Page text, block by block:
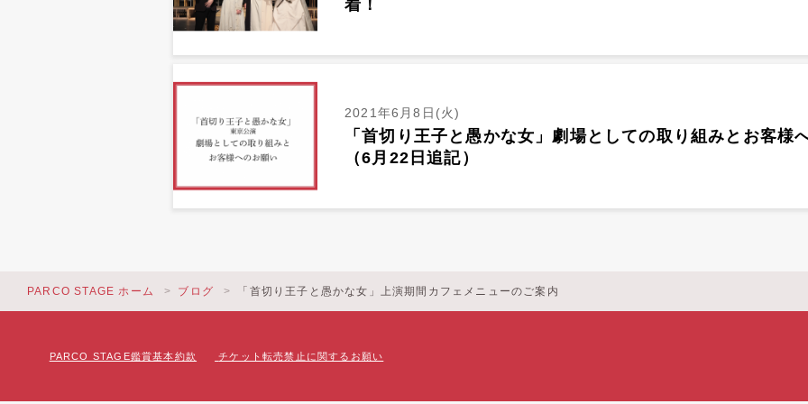
着！
2021年6月8日(火)
「首切り王子と愚かな女」劇場としての取り組みとお客様
（6月22日追記）
PARCO STAGE ホーム ブログ 「首切り王子と愚かな女」上演期間カフェメニューのご案内
PARCO STAGE鑑賞基本約款 チケット転売禁止に関するお願い